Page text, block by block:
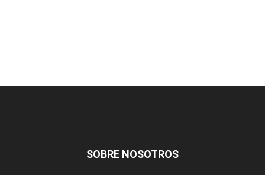
SOBRE NOSOTROS